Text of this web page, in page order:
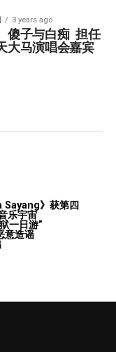
3 years ago
傻子与白痴  担任
大马演唱会嘉宾
Sayang》获第四
乐宇宙
一日游”
意造谣